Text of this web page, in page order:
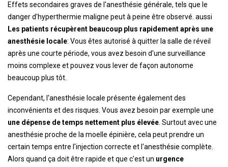
Effets secondaires graves de l'anesthésie générale, tels que le
danger d'hyperthermie maligne peut à peine être observé. aussi
Les patients récupèrent beaucoup plus rapidement après une
anesthésie locale: Vous êtes autorisé à quitter la salle de réveil
après une courte période, vous avez besoin d'une surveillance
moins complexe et pouvez vous lever de façon autonome
beaucoup plus tôt.
Cependant, l'anesthésie locale présente également des
inconvénients et des risques. Vous avez besoin par exemple une
une dépense de temps nettement plus élevée . Surtout avec une
anesthésie proche de la moelle épinière, cela peut prendre un
certain temps entre l'injection correcte et l'anesthésie complète.
Alors quand ça doit être rapide et que c'est un urgence